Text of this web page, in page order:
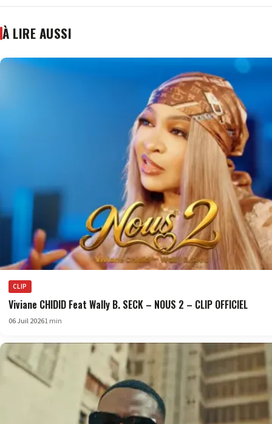
À LIRE AUSSI
CLIP
Viviane CHIDID Feat Wally B. SECK – NOUS 2 – CLIP OFFICIEL
06 Juil 20261 min